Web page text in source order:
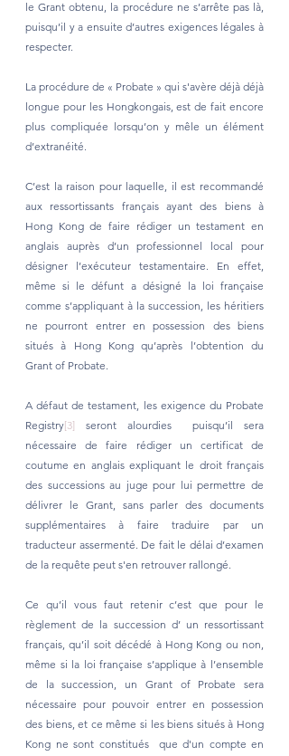
le Grant obtenu, la procédure ne s’arrête pas là,
puisqu’il y a ensuite d’autres exigences légales à
respecter.
La procédure de « Probate » qui s'avère déjà déjà
longue pour les Hongkongais, est de fait encore
plus compliquée lorsqu’on y mêle un élément
d’extranéité.
C’est la raison pour laquelle, il est recommandé
aux ressortissants français ayant des biens à
Hong Kong de faire rédiger un testament en
anglais auprès d’un professionnel local pour
désigner l’exécuteur testamentaire. En effet,
même si le défunt a désigné la loi française
comme s’appliquant à la succession, les héritiers
ne pourront entrer en possession des biens
situés à Hong Kong qu’après l’obtention du
Grant of Probate.
A défaut de testament, les exigence du Probate
Registry[3] seront alourdies  puisqu’il sera
nécessaire de faire rédiger un certificat de
coutume en anglais expliquant le droit français
des successions au juge pour lui permettre de
délivrer le Grant, sans parler des documents
supplémentaires à faire traduire par un
traducteur assermenté. De fait le délai d’examen
de la requête peut s'en retrouver rallongé.
Ce qu’il vous faut retenir c’est que pour le
règlement de la succession d’ un ressortissant
français, qu’il soit décédé à Hong Kong ou non,
même si la loi française s’applique à l’ensemble
de la succession, un Grant of Probate sera
nécessaire pour pouvoir entrer en possession
des biens, et ce même si les biens situés à Hong
Kong ne sont constitués  que d'un compte en